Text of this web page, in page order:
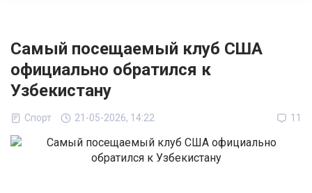
Самый посещаемый клуб США
официально обратился к
Узбекистану
Спорт 21-05-2026, 14:22 11